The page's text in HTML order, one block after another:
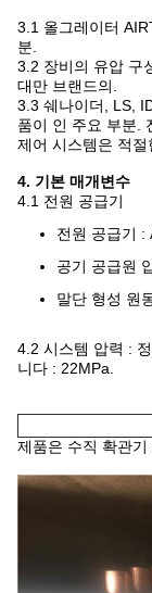
3.1 올그레이터
분.
3.2 장비의 유압 구
대만 브랜드의.
3.3 쉐나이더, LS,
품이 인 주요 부분.
제어 시스템은 적절
4. 기본 매개변수
4.1 전원 공급기
전원 공급기 :
공기 공급원
말단 형성 원
4.2 시스템 압력 :
니다 : 22MPa.
제품은 수직 확관